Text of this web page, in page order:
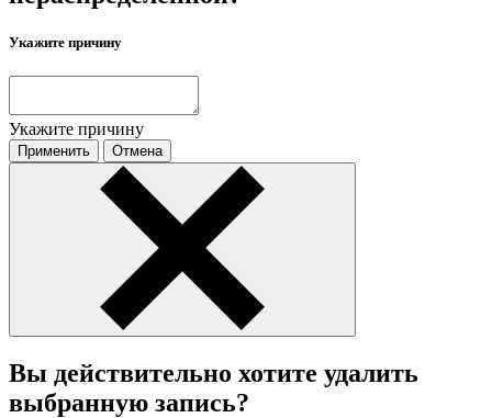
Укажите причину
Укажите причину
Применить Отмена
Вы действительно хотите удалить
выбранную запись?